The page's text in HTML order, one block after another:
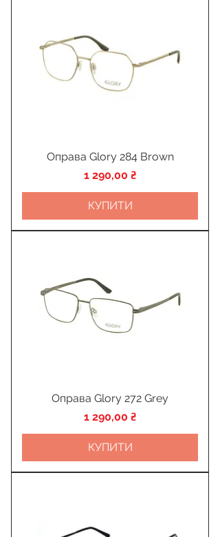
Оправа Glory 284 Brown
Ціна
1 290,00 ₴
КУПИТИ
Оправа Glory 272 Grey
Ціна
1 290,00 ₴
КУПИТИ